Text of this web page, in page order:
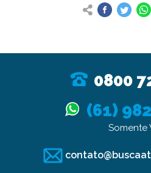
0800
(61)
Somente